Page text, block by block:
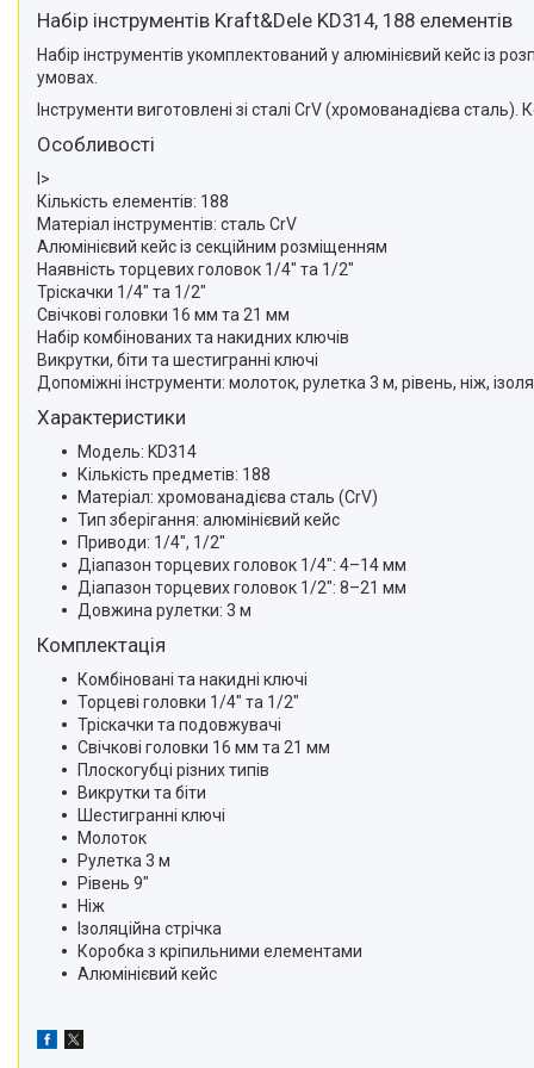
Набір інструментів Kraft&Dele KD314, 188 елементів
Набір інструментів укомплектований у алюмінієвий кейс із
умовах.
Інструменти виготовлені зі сталі CrV (хромованадієва
Особливості
l>
Кількість елементів: 188
Матеріал інструментів: сталь CrV
Алюмінієвий кейс із секційним розміщенням
Наявність торцевих головок 1/4" та 1/2"
Тріскачки 1/4" та 1/2"
Свічкові головки 16 мм та 21 мм
Набір комбінованих та накидних ключів
Викрутки, біти та шестигранні ключі
Допоміжні інструменти: молоток, рулетка 3 м, рівень, ніж,
Характеристики
Модель: KD314
Кількість предметів: 188
Матеріал: хромованадієва сталь (CrV)
Тип зберігання: алюмінієвий кейс
Приводи: 1/4", 1/2"
Діапазон торцевих головок 1/4": 4–14 мм
Діапазон торцевих головок 1/2": 8–21 мм
Довжина рулетки: 3 м
Комплектація
Комбіновані та накидні ключі
Торцеві головки 1/4" та 1/2"
Тріскачки та подовжувачі
Свічкові головки 16 мм та 21 мм
Плоскогубці різних типів
Викрутки та біти
Шестигранні ключі
Молоток
Рулетка 3 м
Рівень 9"
Ніж
Ізоляційна стрічка
Коробка з кріпильними елементами
Алюмінієвий кейс